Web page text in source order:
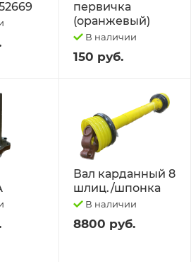
первичка
(оранжевый)
В наличии
150 руб.
Вал карданный 8
шлиц./шпонка
В наличии
8800 руб.